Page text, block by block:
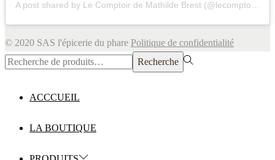
© 2020 SAS l'épicerie du phare Politique de confidentialité
Rechercher
Recherche
ACCCUEIL
LA BOUTIQUE